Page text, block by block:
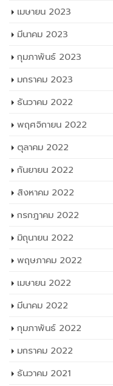
เมษายน 2023
มีนาคม 2023
กุมภาพันธ์ 2023
มกราคม 2023
ธันวาคม 2022
พฤศจิกายน 2022
ตุลาคม 2022
กันยายน 2022
สิงหาคม 2022
กรกฎาคม 2022
มิถุนายน 2022
พฤษภาคม 2022
เมษายน 2022
มีนาคม 2022
กุมภาพันธ์ 2022
มกราคม 2022
ธันวาคม 2021